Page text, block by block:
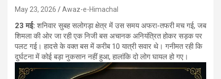
May 23, 2026 Awaz-e-Himachal
23 मई:शनिवार सुबह सलोगड़ा क्षेत्र में उस समय अफरा-तफरी मच गई, जब
शिमला की ओर जा रही एक निजी बस अचानक अनियंत्रित होकर सड़क पर
पलट गई। हादसे के वक्त बस में करीब 10 यात्री सवार थे। गनीमत रही कि
दुर्घटना में कोई बड़ा नुकसान नहीं हुआ, हालांकि दो लोग घायल हो गए।